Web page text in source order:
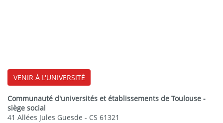
VENIR À L'UNIVERSITÉ
Communauté d'universités et établissements de Toulouse -
siège social
41 Allées Jules Guesde - CS 61321